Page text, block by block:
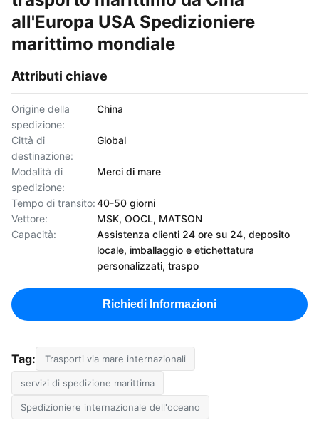
all'Europa USA Spedizioniere
marittimo mondiale
Attributi chiave
Origine della
spedizione:
China
Città di
destinazione:
Global
Modalità di
spedizione:
Merci di mare
Tempo di transito:40-50 giorni
Vettore:
MSK, OOCL, MATSON
Capacità:
Assistenza clienti 24 ore su 24, deposito
locale, imballaggio e etichettatura
personalizzati, traspo
Richiedi Informazioni
Tag: Trasporti via mare internazionali
servizi di spedizione marittima
Spedizioniere internazionale dell'oceano